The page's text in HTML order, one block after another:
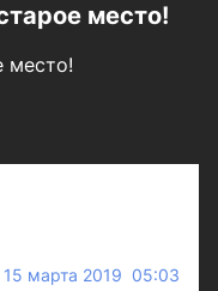
место!
место!
15 марта 2019 05:03